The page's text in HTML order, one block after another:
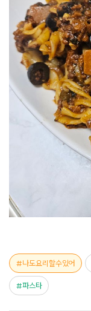
나도요리할수있어
파스타